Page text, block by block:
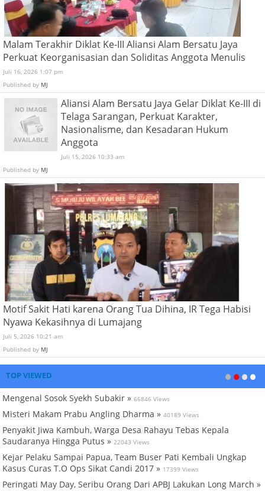
Malam Terakhir Diklat Ke-III Aliansi Alam Bersatu Jaya
Perkuat Keorganisasian dan Soliditas Anggota Menulis
Juli 16, 2026 1:07 pm
Published by MJ
Aliansi Alam Bersatu Jaya Gelar Diklat Ke-III di
Telaga Sarangan, Perkuat Karakter,
Nasionalisme, dan Kesadaran Hukum
Anggota
Juli 15, 2026 10:33 am
Published by MJ
Motif Sakit Hati karena Orang Tua Dihina, IR Tega Habisi
Nyawa Kekasihnya di Lumajang
Juli 5, 2026 10:21 am
Published by MJ
TOP VIEWED
Mengenal Sosok Syekh Subakir » 66846 Views
Misteri Makam Prabu Angling Dharma » 40189 Views
Penyakit Jiwa Kambuh, Warga Desa Rahayu Tebas Kepala
Saudaranya Hingga Putus » 22043 Views
Kejar Pelaku Sampai Papua, Team Buser Pati Kembali Ungkap
Kasus Curas T.O Ops Sikat Candi 2017 » 17399 Views
Peringati May Day, Seribu Orang Dari APBJ Lakukan Long March »